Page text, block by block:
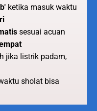
ketika masuk waktu
sesuai acuan
jika listrik padam,
sholat bisa